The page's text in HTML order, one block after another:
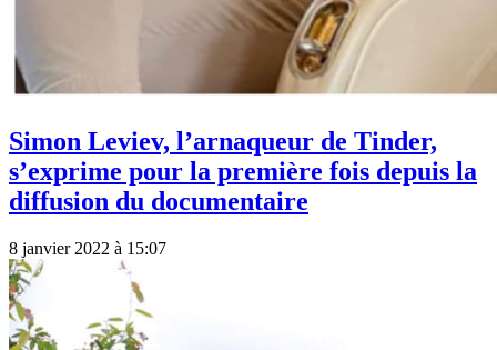
Simon Leviev, l’arnaqueur de Tinder,
s’exprime pour la première fois depuis la
diffusion du documentaire
8 janvier 2022 à 15:07